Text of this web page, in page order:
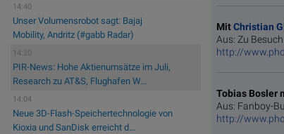
14:40
Unser Volumensrobot sagt: Bajaj
Mobility, Andritz (#gabb Radar)
14:20
PIR-News: Hohe Aktienumsätze im Juli,
Research zu AT&S, Flughafen W...
14:04
Neue 3D-Flash-Speichertechnologie von
Kioxia und SanDisk erreicht d...
MitChristian
Aus: Zu
http://
Tobias Bosler
Aus: Fanboy-
http://